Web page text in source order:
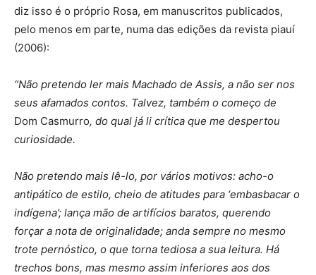
diz isso é o próprio Rosa, em manuscritos publicados,
pelo menos em parte, numa das edições da revista piauí
(2006):
“Não pretendo ler mais Machado de Assis, a não ser nos
seus afamados contos. Talvez, também o começo de
Dom Casmurro, do qual já li crítica que me despertou
curiosidade.
Não pretendo mais lê-lo, por vários motivos: acho-o
antipático de estilo, cheio de atitudes para ‘embasbacar o
indígena’; lança mão de artifícios baratos, querendo
forçar a nota de originalidade; anda sempre no mesmo
trote pernóstico, o que torna tediosa a sua leitura. Há
trechos bons, mas mesmo assim inferiores aos dos